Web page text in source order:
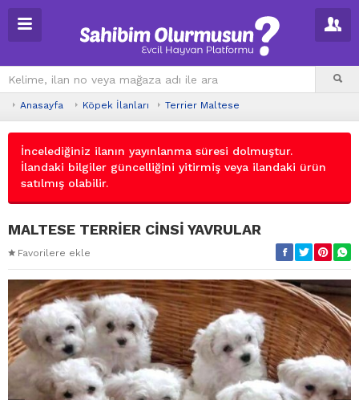
Anasayfa Köpek İlanları Terrier Maltese
İncelediğiniz ilanın yayınlanma süresi dolmuştur.
İlandaki bilgiler güncelliğini yitirmiş veya ilandaki ürün
satılmış olabilir.
MALTESE TERRİER CİNSİ YAVRULAR
Favorilere ekle